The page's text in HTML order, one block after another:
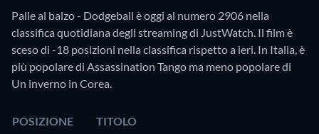
Palle al balzo - Dodgeball è oggi al numero 2906 nella
classifica quotidiana degli streaming di JustWatch. Il film è
sceso di -18 posizioni nella classifica rispetto a ieri. In Italia, è
più popolare di Assassination Tango ma meno popolare di
Un inverno in Corea.
POSIZIONE TITOLO